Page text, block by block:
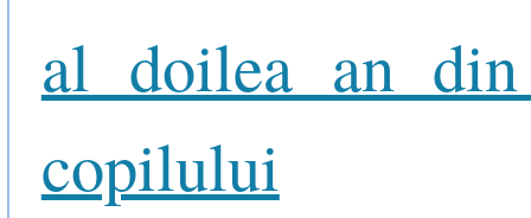
al doilea an
copilului